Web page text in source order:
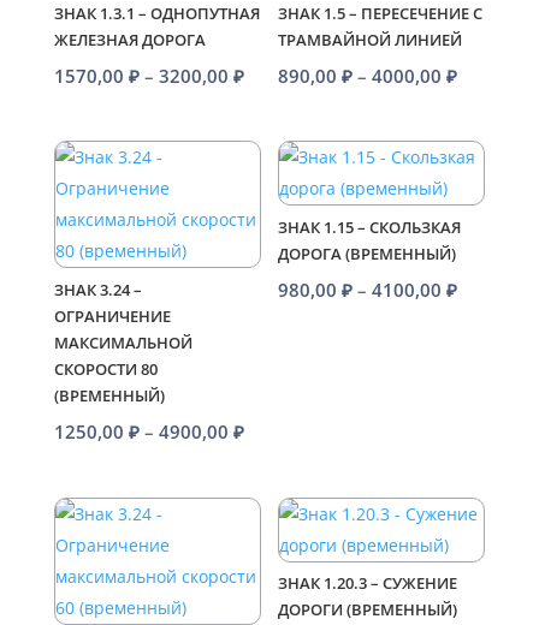
ЗНАК 1.3.1 – ОДНОПУТНАЯ
ЖЕЛЕЗНАЯ ДОРОГА
1570,00 ₽ – 3200,00 ₽Диапазон
1570,00 ₽
3200,00 ₽
ЗНАК 1.5 – ПЕРЕСЕЧЕНИЕ С
ТРАМВАЙНОЙ ЛИНИЕЙ
890,00₽ – 4000,00₽
890,00 ₽
–
4000,00
ЗНАК 3.24 –
ОГРАНИЧЕНИЕ
МАКСИМАЛЬНОЙ
СКОРОСТИ 80
(ВРЕМЕННЫЙ)
1250,00 ₽ – 4900,00 ₽Диапазон
1250,00 ₽
4900,00 ₽
ЗНАК 1.15 – СКОЛЬЗКАЯ
ДОРОГА (ВРЕМЕННЫЙ)
980,00₽ – 4100,00₽
ЗНАК 1.20.3 – СУЖЕНИЕ
ДОРОГИ (ВРЕМЕННЫЙ)